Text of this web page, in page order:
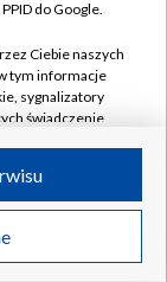
do Google.
Ciebie naszych
tym informacje
sygnalizatory
świadczenie
Ciebie
identyfikatory